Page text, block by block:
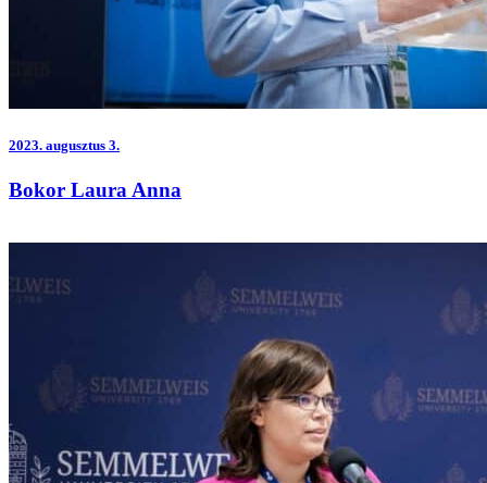
2023. augusztus 3.
Bokor Laura Anna